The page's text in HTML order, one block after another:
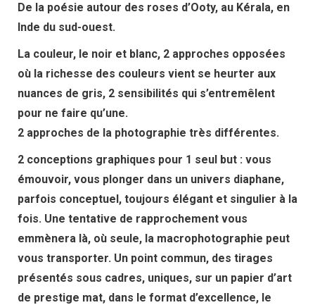
De la poésie autour des roses d’Ooty, au Kérala, en
Inde du sud-ouest.
La couleur, le noir et blanc, 2 approches opposées
où la richesse des couleurs vient se heurter aux
nuances de gris, 2 sensibilités qui s’entremêlent
pour ne faire qu’une.
2 approches de la photographie très différentes.
2 conceptions graphiques pour 1 seul but : vous
émouvoir, vous plonger dans un univers diaphane,
parfois conceptuel, toujours élégant et singulier à la
fois. Une tentative de rapprochement vous
emmènera là, où seule, la macrophotographie peut
vous transporter. Un point commun, des tirages
présentés sous cadres, uniques, sur un papier d’art
de prestige mat, dans le format d’excellence, le